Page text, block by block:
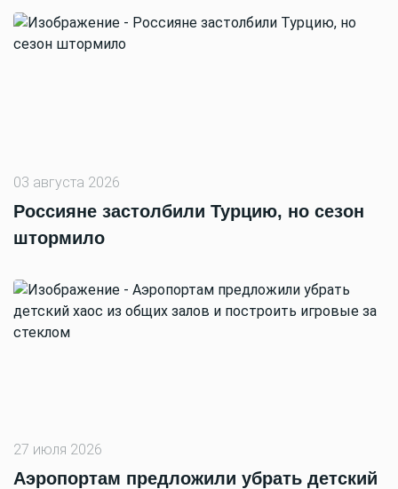
03 августа 2026
Россияне застолбили Турцию, но сезон
штормило
27 июля 2026
Аэропортам предложили убрать детский